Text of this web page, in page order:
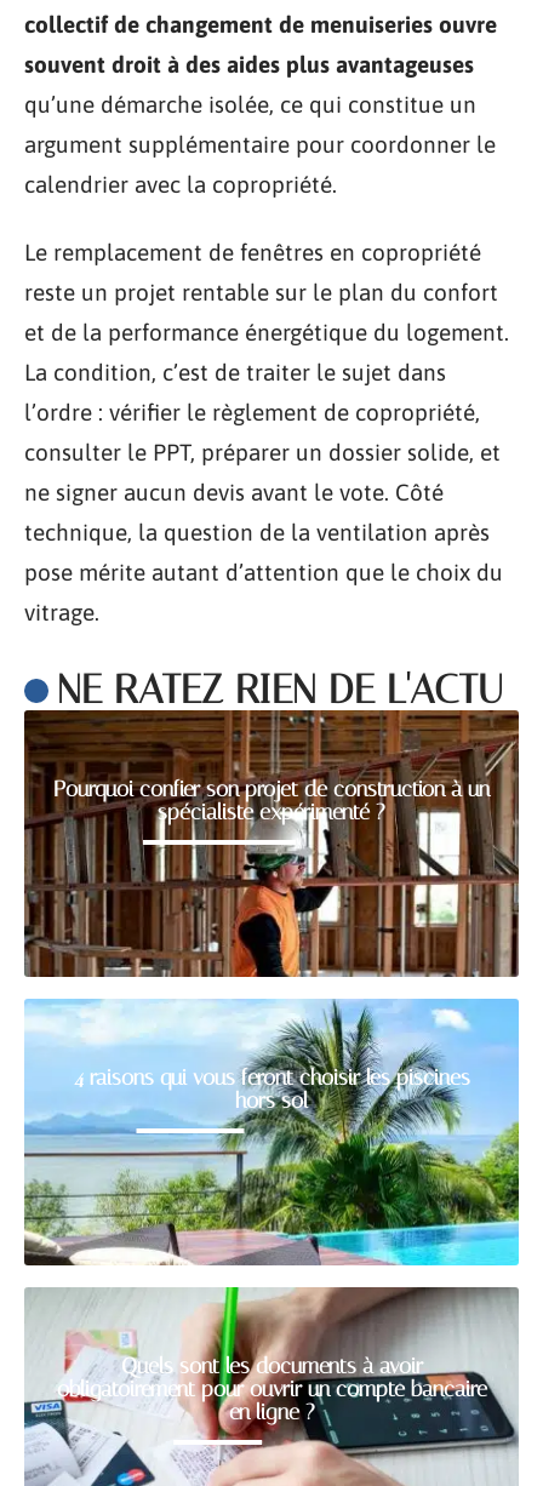
collectif de changement de menuiseries ouvre
souvent droit à des aides plus avantageuses
qu’une démarche isolée, ce qui constitue un
argument supplémentaire pour coordonner le
calendrier avec la copropriété.
Le remplacement de fenêtres en copropriété
reste un projet rentable sur le plan du confort
et de la performance énergétique du logement.
La condition, c’est de traiter le sujet dans
l’ordre : vérifier le règlement de copropriété,
consulter le PPT, préparer un dossier solide, et
ne signer aucun devis avant le vote. Côté
technique, la question de la ventilation après
pose mérite autant d’attention que le choix du
vitrage.
NE RATEZ RIEN DE L'ACTU
Pourquoi confier son projet de construction à un
spécialiste expérimenté ?
4 raisons qui vous feront choisir les piscines
hors sol
Quels sont les documents à avoir
obligatoirement pour ouvrir un compte bancaire
en ligne ?